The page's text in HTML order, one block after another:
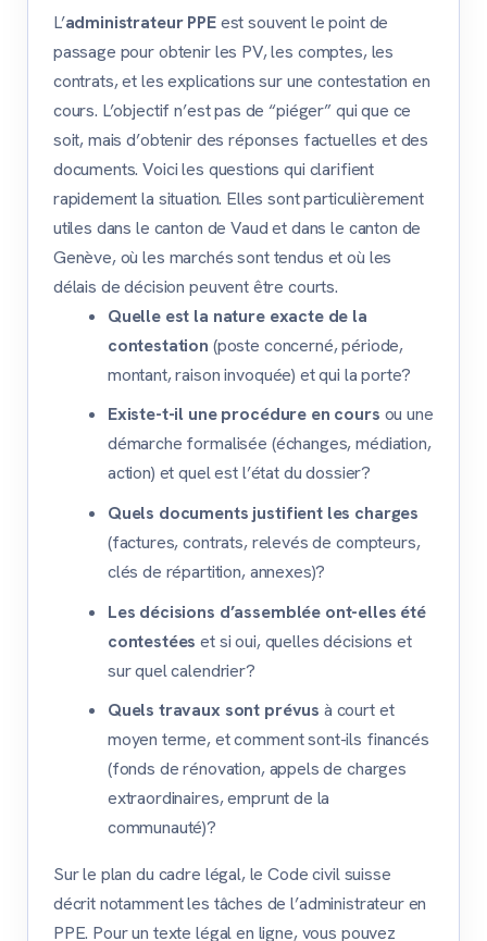
L’administrateur PPEest souvent le point de
passage pour obtenir les PV, les comptes, les
contrats, et les explications sur une contestation en
cours. L’objectif n’est pas de “piéger” qui que ce
soit, mais d’obtenir des réponses factuelles et des
documents. Voici les questions qui clarifient
rapidement la situation. Elles sont particulièrement
utiles dans le canton de Vaud et dans le canton de
Genève, où les marchés sont tendus et où les
délais de décision peuvent être courts.
Quelle est la nature exacte de la
contestation (poste concerné, période,
montant, raison invoquée) et qui la porte?
Existe-t-il une procédure en cours ou une
démarche formalisée (échanges, médiation,
action) et quel est l’état du dossier?
Quels documents justifient les charges
(factures, contrats, relevés de compteurs,
clés de répartition, annexes)?
Les décisions d’assemblée ont-elles été
contestées et si oui, quelles décisions et
sur quel calendrier?
Quels travaux sont prévus à court et
moyen terme, et comment sont-ils financés
(fonds de rénovation, appels de charges
extraordinaires, emprunt de la
communauté)?
Sur le plan du cadre légal, le Code civil suisse
décrit notamment les tâches de l’administrateur en
PPE. Pour un texte légal en ligne, vous pouvez